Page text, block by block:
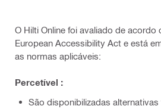
O Hilti Online foi avaliado de
European Accessibility Act e está
as normas aplicáveis:
Percetível :
São disponibilizadas